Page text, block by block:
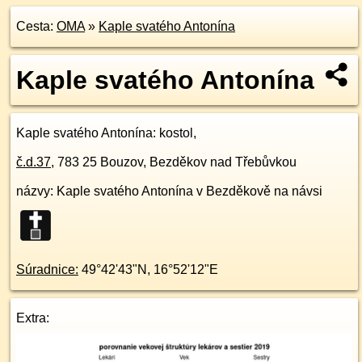
Cesta: OMA» Kaple svatého Antonína
Kaple svatého Antonína
Kaple svatého Antonína: kostol,
č.d.37, 783 25 Bouzov, Bezděkov nad Třebůvkou
názvy: Kaple svatého Antonína v Bezděkově na návsi
Súradnice: 49°42'43"N , 16°52'12"E
Extra: